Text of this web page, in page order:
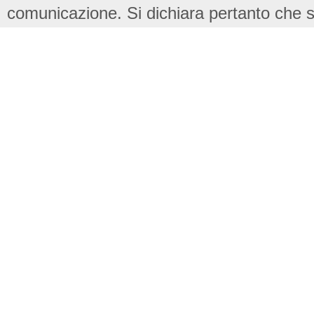
comunicazione. Si dichiara pertanto che